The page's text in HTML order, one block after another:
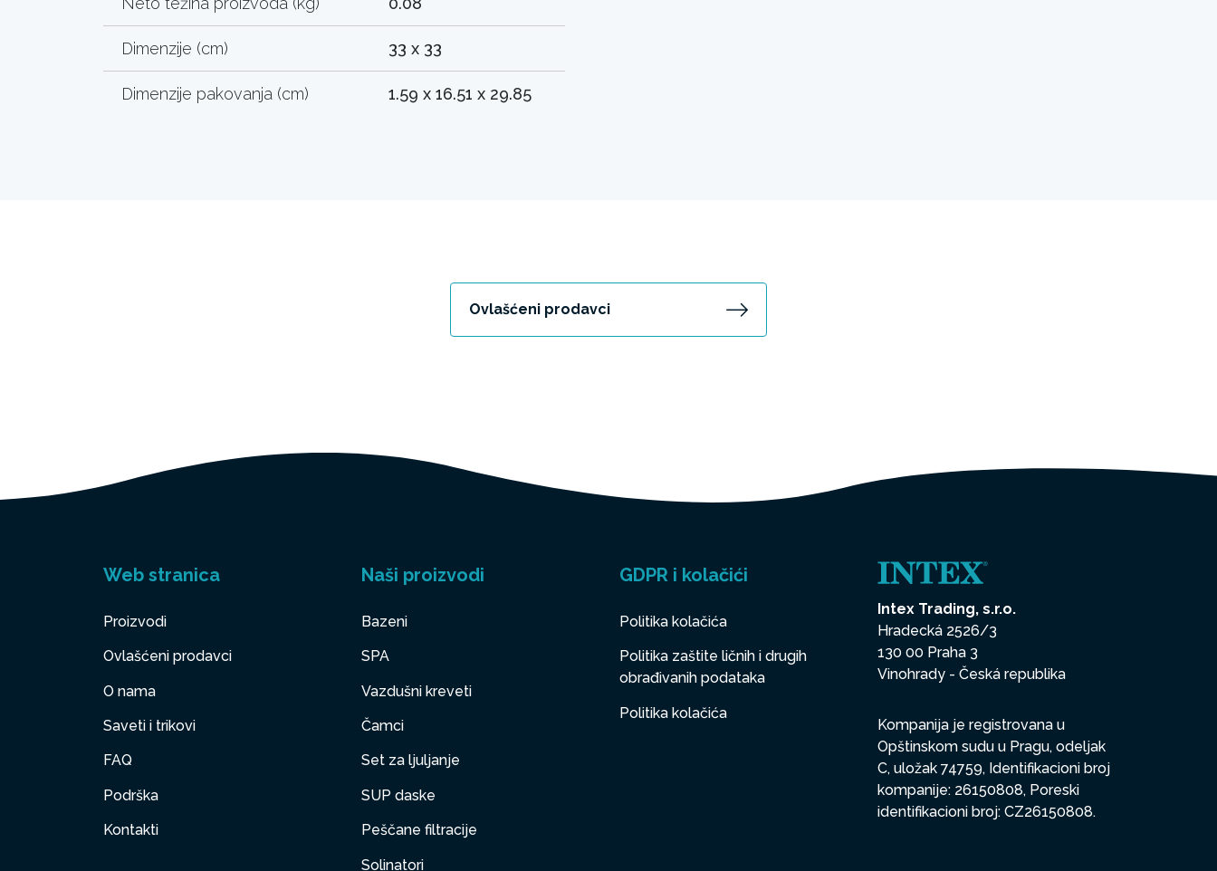
Dimenzije (cm) 33 x 33
Dimenzije pakovanja (cm) 1.59 x 16.51 x 29.85
Ovlašćeni prodavci
Web stranica
Proizvodi
Ovlašćeni prodavci
O nama
Saveti i trikovi
FAQ
Podrška
Kontakti
Naši proizvodi
Bazeni
SPA
Vazdušni kreveti
Čamci
Set za ljuljanje
SUP daske
Peščane filtracije
Solinatori
GDPR i kolačići
Politika kolačića
Politika zaštite ličnih i drugih
obrađivanih podataka
Politika kolačića
Intex Trading, s.r.o.
Hradecká 2526/3
130 00 Praha 3
Vinohrady - Česká republika
Kompanija je registrovana u
Opštinskom sudu u Pragu, odeljak
C, uložak 74759, Identifikacioni broj
kompanije: 26150808, Poreski
identifikacioni broj: CZ26150808.